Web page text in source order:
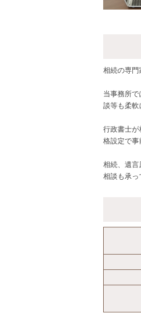
相続の専門
当事務所
談等も柔軟
行政書士
格設定で事
相続、遺
相談も承っ